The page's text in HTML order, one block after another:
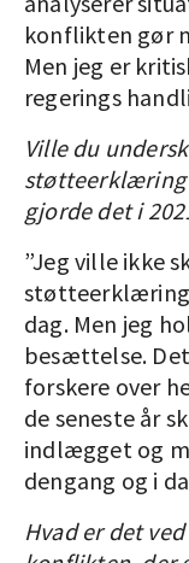
konflikten gør
Men jeg er
regerings
Ville du
støtteerklæring
gjorde det i
”Jeg ville ikke
dag. Men jeg
besættelse.
forskere over
de seneste år
indlægget og
dengang og i
Hvad er det